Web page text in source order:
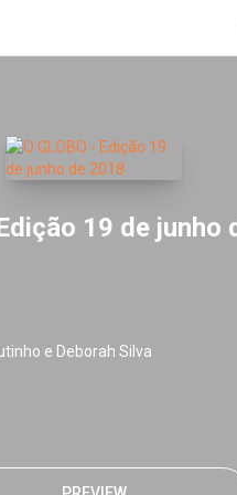
19 de junho
e Deborah Silva